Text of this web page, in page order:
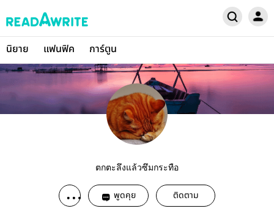
นิยาย แฟนฟิค การ์ตูน
ตกตะลึงแล้วซึมกระทือ
พูดคุย ติดตาม